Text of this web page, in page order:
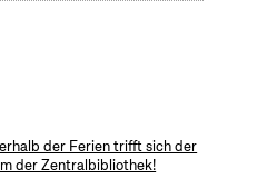
der Ferien trifft sich der
der Zentralbibliothek!